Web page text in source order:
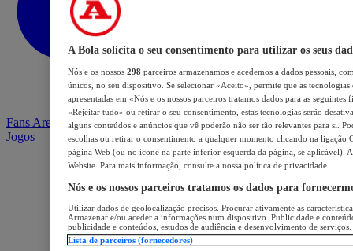
Fans Arena
Jogos
A Bola solicita o seu consentimento para utilizar os seus
Nós e os nossos 298 parceiros armazenamos e acedemos a dados pessoais,
únicos, no seu dispositivo. Se selecionar «Aceito», permite que as
apresentadas em «Nós e os nossos parceiros tratamos dados para as
«Rejeitar tudo» ou retirar o seu consentimento, estas tecnologias serão
alguns conteúdos e anúncios que vê poderão não ser tão relevantes para si.
escolhas ou retirar o consentimento a qualquer momento clicando na ligação
página Web (ou no ícone na parte inferior esquerda da página, se aplicável).
Website. Para mais informação, consulte a nossa política de privacidade.
Nós e os nossos parceiros tratamos os dados para
Utilizar dados de geolocalização precisos. Procurar ativamente as
Armazenar e/ou aceder a informações num dispositivo. Publicidade e
publicidade e conteúdos, estudos de audiência e desenvolvimento de serviços.
Lista de parceiros (fornecedores)